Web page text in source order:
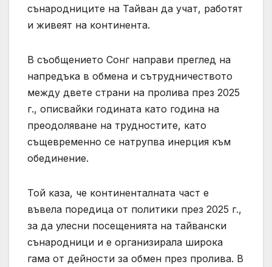
сънародниците на Тайван да учат, работят
и живеят на континента.
В съобщението Сонг направи преглед на
напредъка в обмена и сътрудничеството
между двете страни на пролива през 2025
г., описвайки годината като година на
преодоляване на трудностите, като
същевременно се натрупва инерция към
обединение.
Той каза, че континенталната част е
въвела поредица от политики през 2025 г.,
за да улесни посещенията на тайвански
сънародници и е организирала широка
гама от дейности за обмен през пролива. В